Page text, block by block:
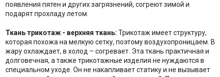
появления пятен и других загрязнений, согреют зимой и
подарят прохладу летом.
Ткань трикотаж - верхняя ткань: Трикотаж имеет структуру,
которая похожа на мелкую сетку, поэтому воздухопроницаем. В
жару охлаждает, в холод – согревает. Эта ткань практичная и
долговечная, а также трикотажные изделия не нуждаются в
специальном уходе. Он не накапливает статику и не вызывает